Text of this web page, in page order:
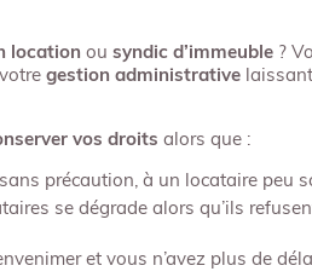
location ousyndic d’immeuble ?
gestion administrative
vos droitsalors que :
précaution, à un locataire peu
se dégrade alors qu’ils
et vous n’avez plus de